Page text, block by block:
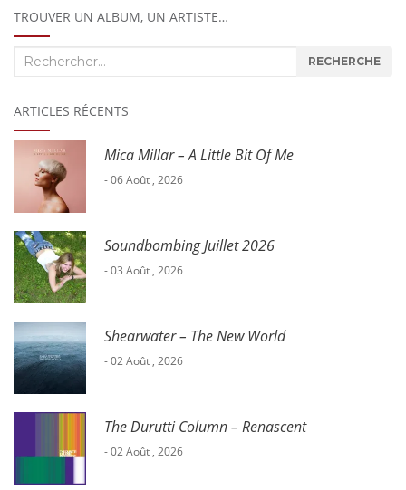
TROUVER UN ALBUM, UN ARTISTE…
Recherche
RECHERCHE
ARTICLES RÉCENTS
Mica Millar – A Little Bit Of Me
- 06 Août , 2026
Soundbombing Juillet 2026
- 03 Août , 2026
Shearwater – The New World
- 02 Août , 2026
The Durutti Column – Renascent
- 02 Août , 2026